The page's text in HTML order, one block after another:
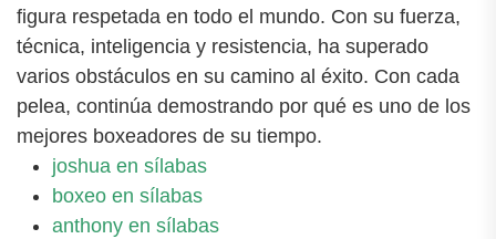
figura respetada en todo el mundo. Con su fuerza,
técnica, inteligencia y resistencia, ha superado
varios obstáculos en su camino al éxito. Con cada
pelea, continúa demostrando por qué es uno de los
mejores boxeadores de su tiempo.
joshua en sílabas
boxeo en sílabas
anthony en sílabas